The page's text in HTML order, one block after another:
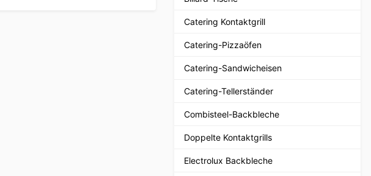
Catering Kontaktgrill
Catering-Pizzaöfen
Catering-Sandwicheisen
Catering-Tellerständer
Combisteel-Backbleche
Doppelte Kontaktgrills
Electrolux Backbleche